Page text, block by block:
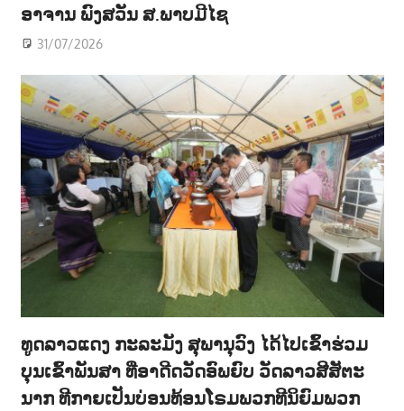
ອາຈານ ພົງສວັນ ສ.ພາບມີໄຊ
31/07/2026
ທູດລາວແດງ ກະລະມັງ ສຸພານຸວົງ ໄດ້ໄປເຂົ້າຮ່ວມ
ບຸນເຂົ້າພັນສາ ທີ່ອາດີດວັດອົພຍົບ ວັດລາວສີສັຕະ
ນາກ ທີກາຍເປັນບ່ອນທ້ອນໂຣມພວກທີນິຍົມພວກ